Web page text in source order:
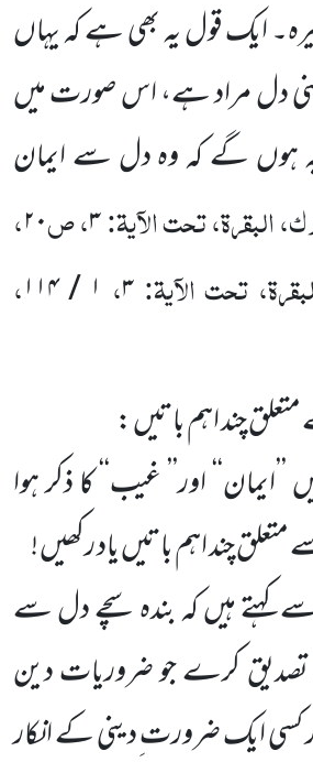
ایک قول یہ بھی ہے کہ یہاں
دل مراد ہے، اس صورت میں
گے کہ وہ دل سے ایمان
البقرۃ، تحت الآیۃ:۳، ص۲۰،
تحت الآیۃ:۳، ۱ / ۱۱۴
،
چند اہم باتیں :
اور’’ غیب‘‘ کا ذکر ہوا
چند اہم باتیں یاد رکھیں !
کہتے ہیں کہ بندہ سچے دل سے
کرے جو ضروریات دین
کسی ایک ضرورت ِدینی کے انکار